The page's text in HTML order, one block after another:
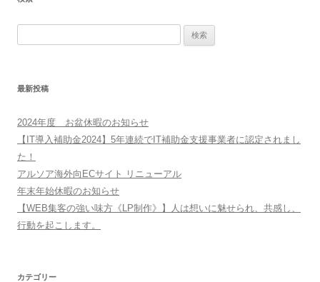
最新投稿
2024年度 お盆休暇のお知らせ
【IT導入補助金2024】5年連続でIT補助金支援事業者に認定されまし
た！
アルソア海外向ECサイト リニューアル
年末年始休暇のお知らせ
【WEB集客の強い味方《LP制作》】人は想いに魅せられ、共感し、
行動を起こします。
カテゴリー